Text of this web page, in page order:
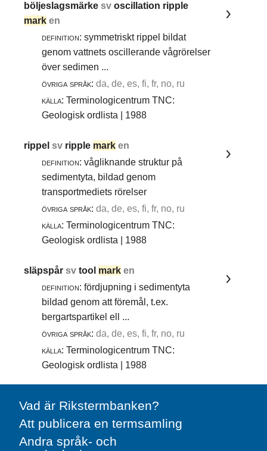
böljeslagsmärkesvoscillation ripple
mark en
definition: symmetriskt rippel bildat
genom vattnets oscillerande vågrörelser
över sedimen ...
övriga språk: da, de, es, fi, fr, no, ru
källa: Terminologicentrum TNC:
Geologisk ordlista | 1988
rippelsv ripple mark en
definition: vågliknande struktur på
sedimentyta, bildad genom
transportmediets rörelser
övriga språk: da, de, es, fi, fr, no, ru
källa: Terminologicentrum TNC:
Geologisk ordlista | 1988
släpspårsvtool mark en
definition: fördjupning i sedimentyta
bildad genom att föremål, t.ex.
bergartspartikel ell ...
övriga språk: da, de, es, fi, fr, no, ru
källa: Terminologicentrum TNC:
Geologisk ordlista | 1988
Vad är Rikstermbanken?
Att publicera en termsamling
Andra språk- och